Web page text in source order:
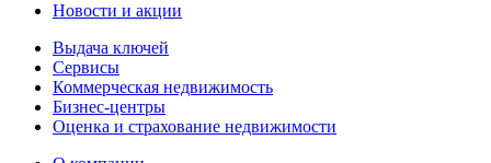
Новости и акции
Выдача ключей
Сервисы
Коммерческая недвижимость
Бизнес-центры
Оценка и страхование недвижимости